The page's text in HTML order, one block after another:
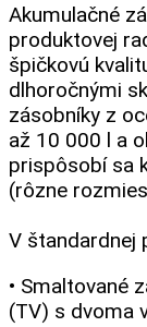
Akumulačné
produktovej
špičkovú
dlhoročnými
zásobníky z
až 10 000 l a
prispôsobí sa
(rôzne
V štandardnej
• Smaltované
(TV) s dvoma